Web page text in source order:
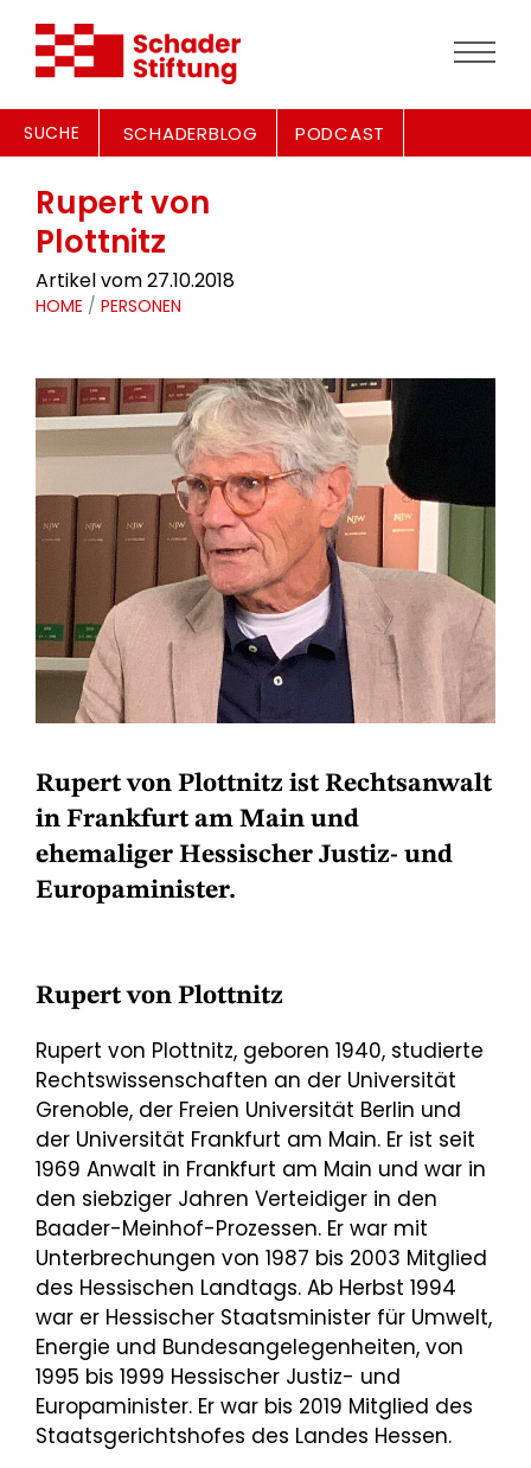
SUCHE SCHADERBLOG PODCAST
Rupert von
Plottnitz
Artikel vom 27.10.2018
HOME / PERSONEN
Rupert von Plottnitz ist Rechtsanwalt
in Frankfurt am Main und
ehemaliger Hessischer Justiz- und
Europaminister.
Rupert von Plottnitz
Rupert von Plottnitz, geboren 1940, studierte
Rechtswissenschaften an der Universität
Grenoble, der Freien Universität Berlin und
der Universität Frankfurt am Main. Er ist seit
1969 Anwalt in Frankfurt am Main und war in
den siebziger Jahren Verteidiger in den
Baader-Meinhof-Prozessen. Er war mit
Unterbrechungen von 1987 bis 2003 Mitglied
des Hessischen Landtags. Ab Herbst 1994
war er Hessischer Staatsminister für Umwelt,
Energie und Bundesangelegenheiten, von
1995 bis 1999 Hessischer Justiz- und
Europaminister. Er war bis 2019 Mitglied des
Staatsgerichtshofes des Landes Hessen.